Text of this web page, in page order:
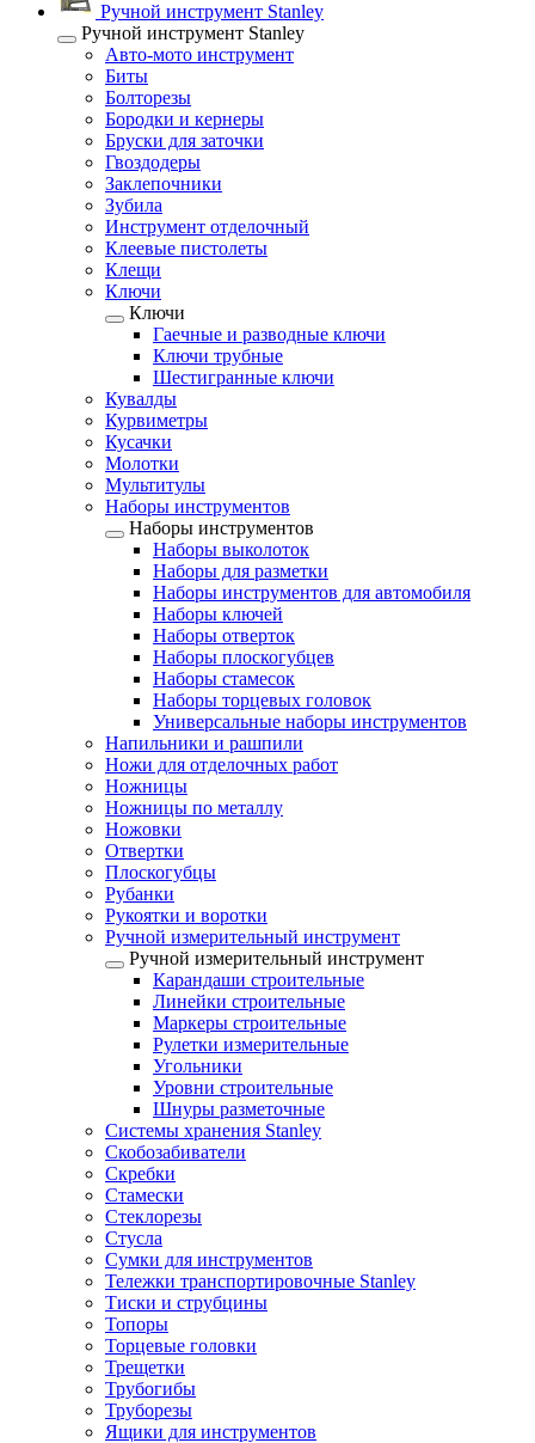
Ручной инструмент Stanley
Ручной инструмент Stanley
Авто-мото инструмент
Биты
Болторезы
Бородки и кернеры
Бруски для заточки
Гвоздодеры
Заклепочники
Зубила
Инструмент отделочный
Клеевые пистолеты
Клещи
Ключи
Ключи
Гаечные и разводные ключи
Ключи трубные
Шестигранные ключи
Кувалды
Курвиметры
Кусачки
Молотки
Мультитулы
Наборы инструментов
Наборы инструментов
Наборы выколоток
Наборы для разметки
Наборы инструментов для автомобиля
Наборы ключей
Наборы отверток
Наборы плоскогубцев
Наборы стамесок
Наборы торцевых головок
Универсальные наборы инструментов
Напильники и рашпили
Ножи для отделочных работ
Ножницы
Ножницы по металлу
Ножовки
Отвертки
Плоскогубцы
Рубанки
Рукоятки и воротки
Ручной измерительный инструмент
Ручной измерительный инструмент
Карандаши строительные
Линейки строительные
Маркеры строительные
Рулетки измерительные
Угольники
Уровни строительные
Шнуры разметочные
Системы хранения Stanley
Скобозабиватели
Скребки
Стамески
Стеклорезы
Стусла
Сумки для инструментов
Тележки транспортировочные Stanley
Тиски и струбцины
Топоры
Торцевые головки
Трещетки
Трубогибы
Труборезы
Ящики для инструментов